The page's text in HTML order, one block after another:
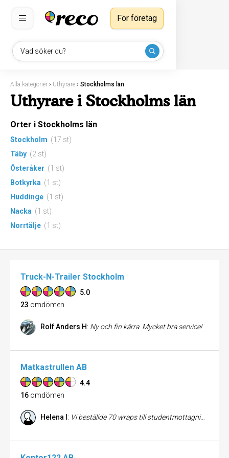
Vad söker du?
För företag
Alla kategorier › Uthyrare › Stockholms län
Uthyrare i Stockholms län
Orter i Stockholms län
Stockholm (17 st)
Täby (2 st)
Österåker (1 st)
Botkyrka (1 st)
Huddinge (1 st)
Nacka (1 st)
Norrtälje (1 st)
Truck-N-Trailer Stockholm
5.0
23 omdömen
Rolf Anders H: Ny och fin kärra. Mycket bra service!
Matkastrullen AB
4.4
16 omdömen
Helena I : Vi beställde 70 wraps till studentmottagning i juni. Jaktvillan var väldigt flexibla och fixade bl.a. med delning av wraps och paketering mot en liten extra kostnad. Wrapsen levererades enl. överenskommelse och var väldigt uppskattade av gästerna.